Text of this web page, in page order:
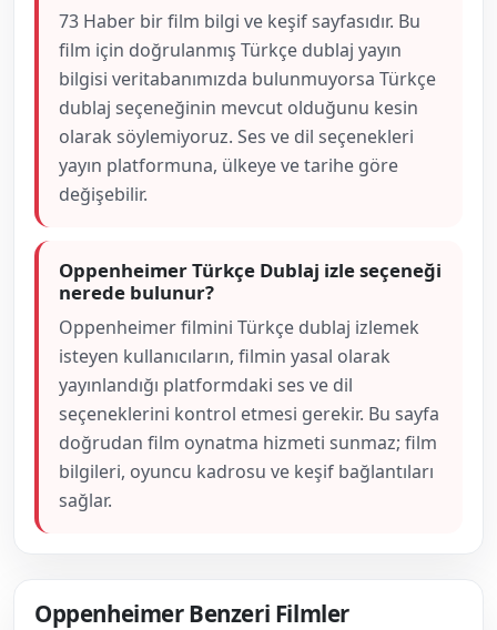
73 Haber bir film bilgi ve keşif sayfasıdır. Bu
film için doğrulanmış Türkçe dublaj yayın
bilgisi veritabanımızda bulunmuyorsa Türkçe
dublaj seçeneğinin mevcut olduğunu kesin
olarak söylemiyoruz. Ses ve dil seçenekleri
yayın platformuna, ülkeye ve tarihe göre
değişebilir.
Oppenheimer Türkçe Dublaj izle seçeneği
nerede bulunur?
Oppenheimer filmini Türkçe dublaj izlemek
isteyen kullanıcıların, filmin yasal olarak
yayınlandığı platformdaki ses ve dil
seçeneklerini kontrol etmesi gerekir. Bu sayfa
doğrudan film oynatma hizmeti sunmaz; film
bilgileri, oyuncu kadrosu ve keşif bağlantıları
sağlar.
Oppenheimer Benzeri Filmler